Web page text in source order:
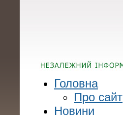
Головна
Про сайт
Новини